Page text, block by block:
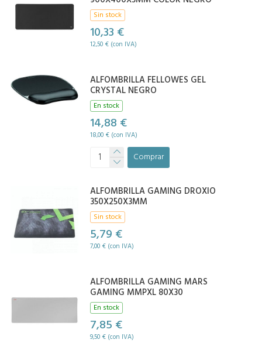
Sin stock
10,33 €
12,50 € (con IVA)
ALFOMBRILLA FELLOWES GEL
CRYSTAL NEGRO
En stock
14,88 €
18,00 € (con IVA)
Comprar
ALFOMBRILLA GAMING DROXIO
350X250X3MM
Sin stock
5,79 €
7,00 € (con IVA)
ALFOMBRILLA GAMING MARS
GAMING MMPXL 80X30
En stock
7,85 €
9,50 € (con IVA)